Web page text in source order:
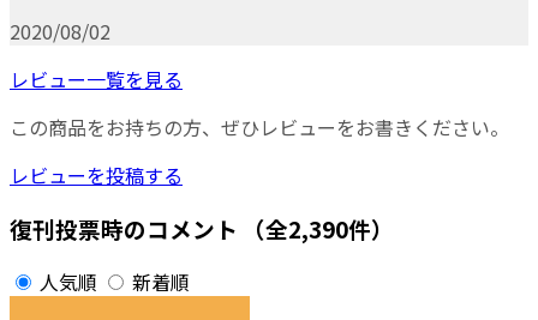
2020/08/02
レビュー一覧を見る
この商品をお持ちの方、ぜひレビューをお書きください。
レビューを投稿する
復刊投票時のコメント （全2,390件）
人気順 新着順